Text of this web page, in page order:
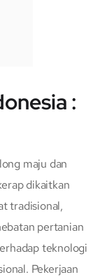
:
maju dan
dikaitkan
tradisional,
pertanian
teknologi
Pekerjaan